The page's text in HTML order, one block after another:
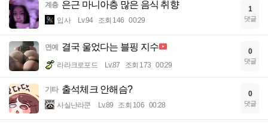
계층 은근 마니아층 많은 음식 취향
입사 Lv.94 조회 146 00:29
1
댓글
연예 결국 울었다는 블핑 지수
라라크로포드 Lv.87 조회 173 00:29
0
댓글
기타 출석체크 안해슴?
사실난라쿤 Lv.89 조회 106 00:28
0
댓글